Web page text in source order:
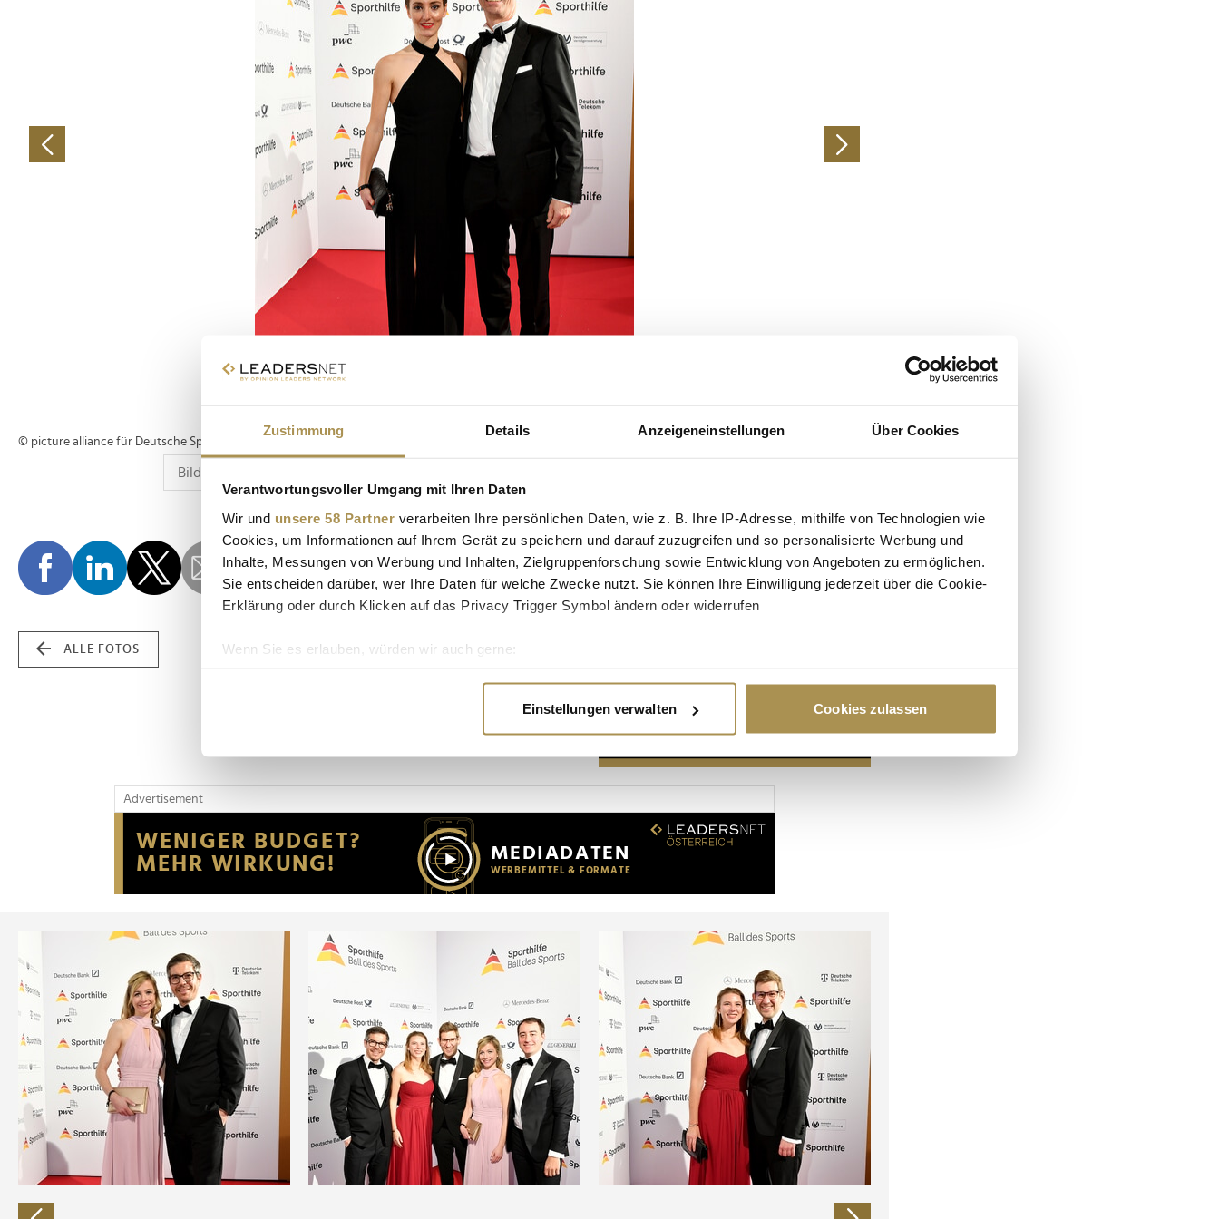
Zustimmung Details Anzeigeneinstellungen Über Cookies
Verantwortungsvoller Umgang mit Ihren Daten
Wir und unsere 58 Partner verarbeiten Ihre persönlichen Daten, wie z. B. Ihre IP-Adresse, mithilfe von Technologien wie
Cookies, um Informationen auf Ihrem Gerät zu speichern und darauf zuzugreifen und so personalisierte Werbung und
Inhalte, Messungen von Werbung und Inhalten, Zielgruppenforschung sowie Entwicklung von Angeboten zu ermöglichen.
Sie entscheiden darüber, wer Ihre Daten für welche Zwecke nutzt. Sie können Ihre Einwilligung jederzeit über die Cookie-
Erklärung oder durch Klicken auf das Privacy Trigger Symbol ändern oder widerrufen
Wenn Sie es erlauben, würden wir auch gerne:
Erfahren Sie mehr darüber, wie Ihre persönlichen Daten verarbeitet werden, und legen Sie Ihre Präferenzen im
Wir verwenden Cookies, um Inhalte und Anzeigen zu personalisieren, Funktionen für soziale Medien anbieten zu können
Website an unsere Partner für soziale Medien, Werbung und Analysen weiter. Unsere Partner führen diese Informationen
möglicherweise mit weiteren Daten zusammen, die Sie ihnen bereitgestellt haben oder die sie im Rahmen Ihrer Nutzung
der Dienste gesammelt haben.
Einstellungen verwalten Cookies zulassen
© picture alliance für Deutsche Sporthilfe
ALLE FOTOS
Advertisement
Advertisement